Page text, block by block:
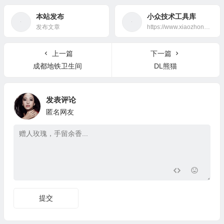
本站发布
发布文章
小众技术工具库
上一篇
成都地铁卫生间
下一篇
DL熊猫
发表评论
匿名网友
提交